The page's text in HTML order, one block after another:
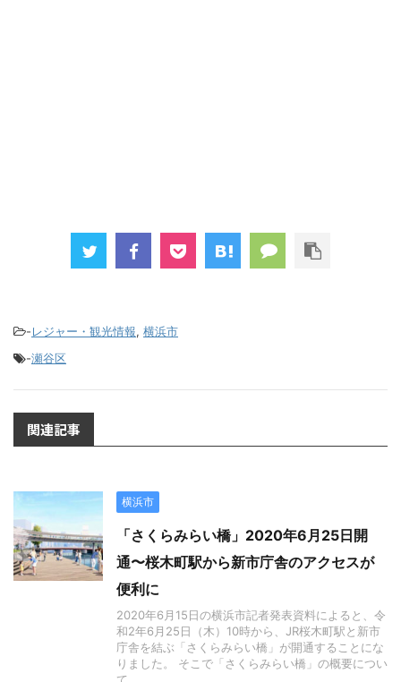
-レジャー・観光情報, 横浜市
-瀬谷区
関連記事
横浜市
「さくらみらい橋」2020年6月25日開
通〜桜木町駅から新市庁舎のアクセスが
便利に
2020年6月15日の横浜市記者発表資料によると、令
和2年6月25日（木）10時から、JR桜木町駅と新市
庁舎を結ぶ「さくらみらい橋」が開通することにな
りました。 そこで「さくらみらい橋」の概要につい